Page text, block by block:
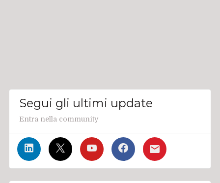
Segui gli ultimi update
Entra nella community